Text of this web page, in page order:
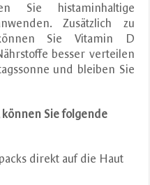
Sie histaminhaltige
Zusätzlich zu
Sie Vitamin D
besser verteilen
und bleiben Sie
Sie folgende
direkt auf die Haut